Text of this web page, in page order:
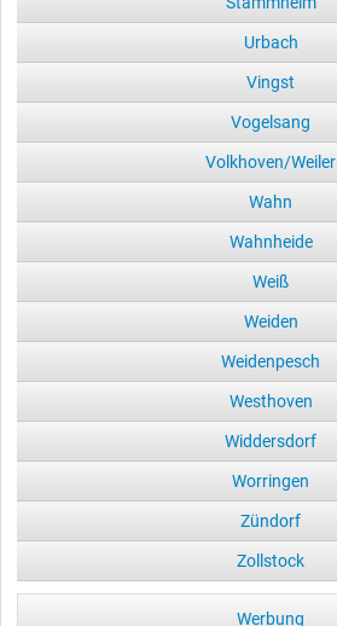
Urbach
Vingst
Vogelsang
Volkhoven/Weiler
Wahn
Wahnheide
Weiß
Weiden
Weidenpesch
Westhoven
Widdersdorf
Worringen
Zündorf
Zollstock
Werbung